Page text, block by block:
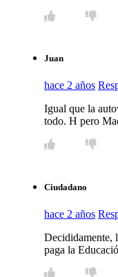
Juan
hace 2 años
Igual que la
todo. H pero
Ciudadano
hace 2 años
Decididamente,
paga la